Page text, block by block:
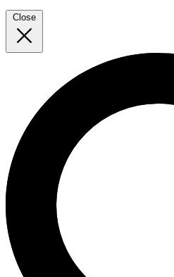
Close